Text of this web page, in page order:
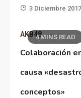
3 Diciembre 2017
4 MINS READ
AKB48
Colaboración
causa
conceptos»